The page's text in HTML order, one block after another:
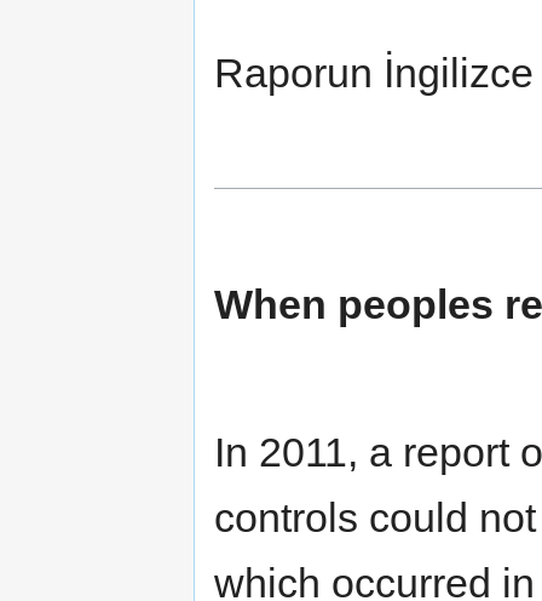
Raporun
When peoples
In 2011, a report
controls could
which occurred